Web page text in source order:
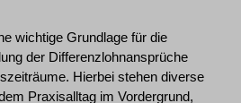
wichtige Grundlage für die
der Differenzlohnansprüche
Hierbei stehen diverse
Praxisalltag im Vordergrund,